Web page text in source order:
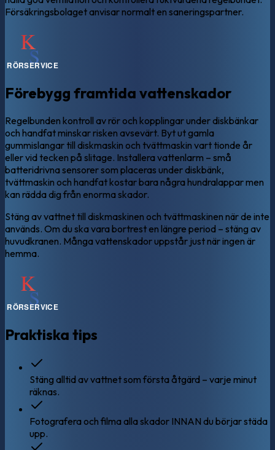
Försäkringsbolaget anvisar normalt en saneringspartner.
Förebygg framtida vattenskador
Regelbunden kontroll av rör och kopplingar under diskbänkar
och handfat minskar risken avsevärt. Byt ut gamla
gummislangar till diskmaskin och tvättmaskin vart tionde år
eller vid tecken på slitage. Installera vattenlarm – små
batteridrivna sensorer som placeras under diskbänk,
tvättmaskin och handfat kostar bara några hundralappar men
kan rädda dig från enorma skador.
Stäng av vattnet till diskmaskinen och tvättmaskinen när de inte
används. Om du ska vara bortrest en längre period – stäng av
huvudkranen. Många vattenskador uppstår just när ingen är
hemma.
Praktiska tips
Stäng alltid av vattnet som första åtgärd – varje minut
räknas.
Fotografera och filma alla skador INNAN du börjar städa
upp.